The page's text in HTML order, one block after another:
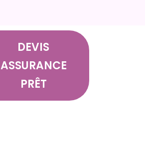
DEVIS
ASSURANCE
PRÊT